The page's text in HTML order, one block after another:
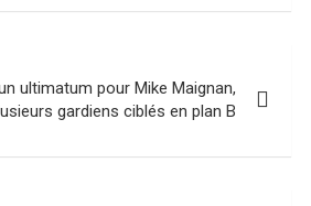
ultimatum pour Mike Maignan,
gardiens ciblés en plan B